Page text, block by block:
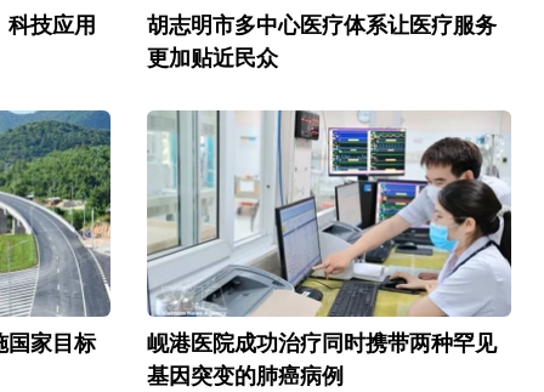
科技应用
胡志明市多中心医疗体系让医疗服务
更加贴近民众
国家目标
岘港医院成功治疗同时携带两种罕见
基因突变的肺癌病例